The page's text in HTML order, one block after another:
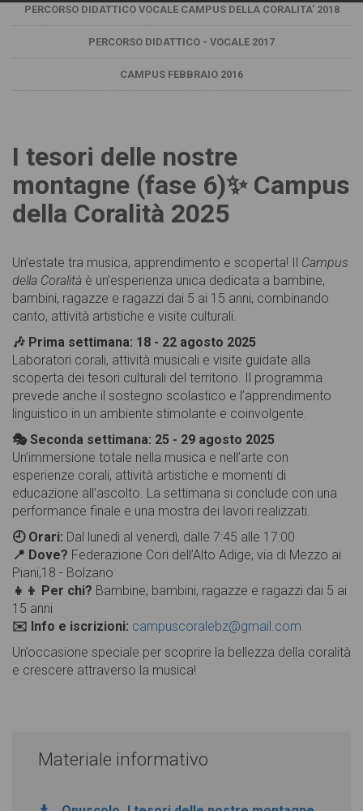
PERCORSO DIDATTICO VOCALE CAMPUS DELLA CORALITA' 2018
PERCORSO DIDATTICO - VOCALE 2017
CAMPUS FEBBRAIO 2016
I tesori delle nostre
montagne (fase 6)✨ Campus
della Coralità 2025
Un’estate tra musica, apprendimento e scoperta! Il Campus
della Coralità è un’esperienza unica dedicata a bambine,
bambini, ragazze e ragazzi dai 5 ai 15 anni, combinando
canto, attività artistiche e visite culturali.
🎶 Prima settimana: 18 - 22 agosto 2025
Laboratori corali, attività musicali e visite guidate alla
scoperta dei tesori culturali del territorio. Il programma
prevede anche il sostegno scolastico e l’apprendimento
linguistico in un ambiente stimolante e coinvolgente.
🎭 Seconda settimana: 25 - 29 agosto 2025
Un’immersione totale nella musica e nell’arte con
esperienze corali, attività artistiche e momenti di
educazione all’ascolto. La settimana si conclude con una
performance finale e una mostra dei lavori realizzati.
🕘 Orari: Dal lunedì al venerdì, dalle 7:45 alle 17:00
📍 Dove? Federazione Cori dell’Alto Adige, via di Mezzo ai
Piani,18 - Bolzano
👧👦 Per chi? Bambine, bambini, ragazze e ragazzi dai 5 ai
15 anni
✉️ Info e iscrizioni: campuscoralebz@gmail.com
Un’occasione speciale per scoprire la bellezza della coralità
e crescere attraverso la musica!
Materiale informativo